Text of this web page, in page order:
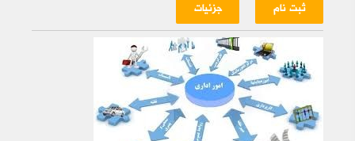
ثبت نام جزئیات